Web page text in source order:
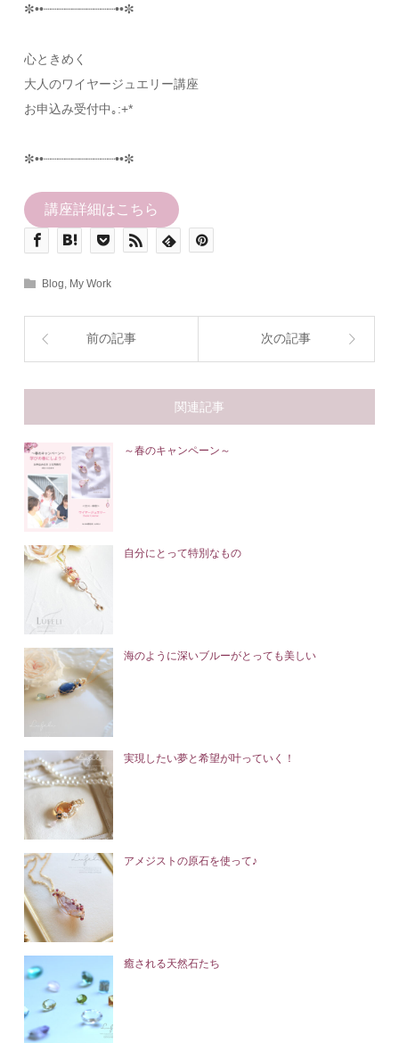
✼••┈┈┈┈┈┈┈┈┈┈••✼
心ときめく
大人のワイヤージュエリー講座
お申込み受付中｡:+*
✼••┈┈┈┈┈┈┈┈┈┈••✼
講座詳細はこちら
Blog My Work
前の記事 次の記事
関連記事
～春のキャンペーン～
自分にとって特別なもの
海のように深いブルーがとっても美しい
実現したい夢と希望が叶っていく！
アメジストの原石を使って♪
癒される天然石たち